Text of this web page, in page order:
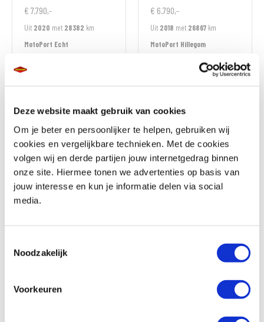
Deze website maakt gebruik van cookies
Om je beter en persoonlijker te helpen, gebruiken wij
cookies en vergelijkbare technieken. Met de cookies
volgen wij en derde partijen jouw internetgedrag binnen
onze site. Hiermee tonen we advertenties op basis van
jouw interesse en kun je informatie delen via social
media.
Noodzakelijk
Voorkeuren
€ 7.790,-
Uit 2020 met 28382 km
MotoPort Echt
€ 6.790,-
Uit 2018 met 26867 km
MotoPort Hillegom
Honda CMX 500 REBEL
€ 6.290,-
Uit2020
TriumphStreet Triple R 675
€ 4.999,-